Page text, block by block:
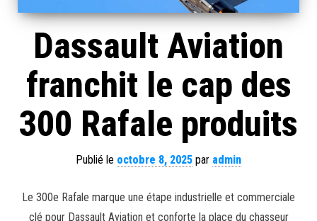
Dassault Aviation
franchit le cap des
300 Rafale produits
Publié le octobre 8, 2025 par admin
Le 300e Rafale marque une étape industrielle et commerciale
clé pour Dassault Aviation et conforte la place du chasseur